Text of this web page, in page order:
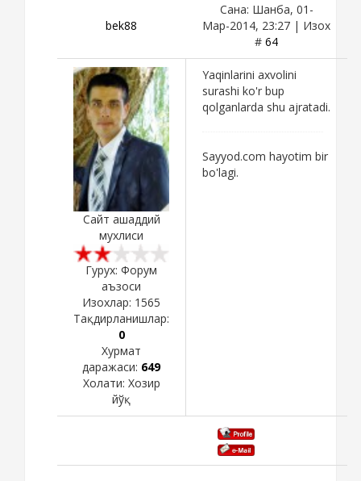
bek88
Сана: Шанба, 01-
Мар-2014, 23:27 | Изох
# 64
Сайт ашаддий
мухлиси
Гурух: Форум
аъзоси
Изохлар: 1565
Тақдирланишлар:
0
Хурмат
даражаси: 649
Холати: Хозир
йўқ
Yaqinlarini axvolini
surashi ko'r bup
qolganlarda shu ajratadi.
Sayyod.com hayotim bir
bo'lagi.